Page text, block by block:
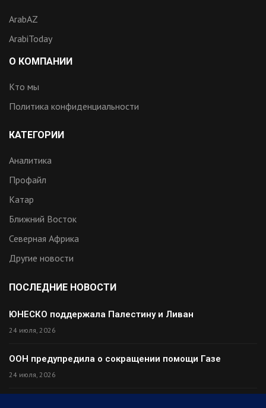
ArabAZ
ArabiToday
О КОМПАНИИ
Кто мы
Политика конфиденциальности
КАТЕГОРИИ
Аналитика
Профайл
Катар
Ближний Восток
Северная Африка
Другие новости
ПОСЛЕДНИЕ НОВОСТИ
ЮНЕСКО поддержала Палестину и Ливан
24 июля, 2026
ООН предупредила о сокращении помощи Газе
24 июля, 2026